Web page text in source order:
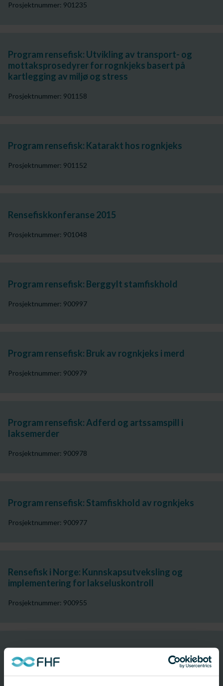
Prosjektnummer: 901235
Program rensefisk: Utvikling av transport- og
mottaksprosedyrer for rognkjeks basert på
kartlegging av miljø og stress
Prosjektnummer: 901158
Program rensefisk: Katarakt hos rognkjeks
Prosjektnummer: 901152
Rensefiskkonferanse 2015
Prosjektnummer: 901048
Program rensefisk: Berggylt stamfiskhold
Prosjektnummer: 900997
Program rensefisk: Bruk av rognkjeks i merd
Prosjektnummer: 900979
Program rensefisk: Adferd og artssamspill i
laksemerder
Prosjektnummer: 900978
Program rensefisk: Stamfiskhold av rognkjeks
Prosjektnummer: 900977
Rensefisk i Norge: Kunnskapsutveksling og
implementering for lakseluskontroll
Prosjektnummer: 900955